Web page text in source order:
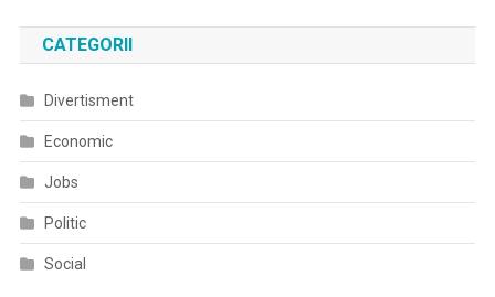
CATEGORII
Divertisment
Economic
Jobs
Politic
Social